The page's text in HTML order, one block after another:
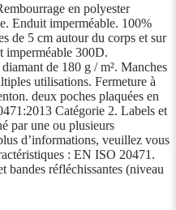
en polyester
Enduit imperméable. 100%
de 5 cm autour du corps et sur
imperméable 300D.
de 180 g / m². Manches
utilisations. Fermeture à
deux poches plaquées en
Catégorie 2. Labels et
par une ou plusieurs
d’informations, veuillez vous
: EN ISO 20471.
bandes réfléchissantes (niveau